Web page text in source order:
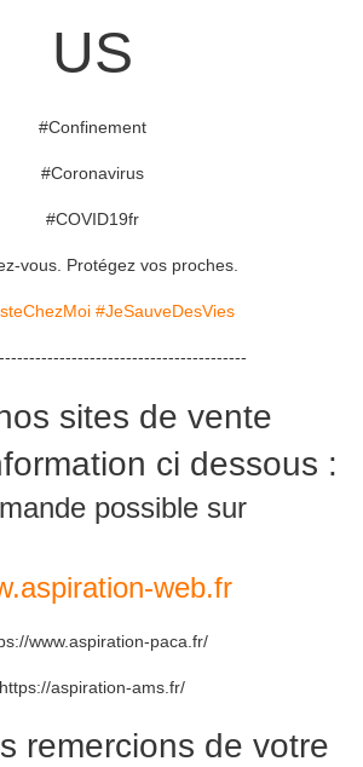
US
#Confinement
#Coronavirus
#COVID19fr
vous. Protégez vos proches.
#JeSauveDesVies
sites de vente
ci dessous :
possible sur
web.fr
www.aspiration-paca.fr/
https://aspiration-ams.fr/
remercions de votre